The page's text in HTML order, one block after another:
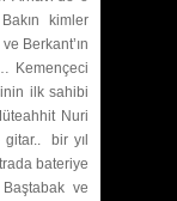
kimler
Berkant’ın
Kemençeci
ilk sahibi
Nuri
bir yıl
bateriye
ve